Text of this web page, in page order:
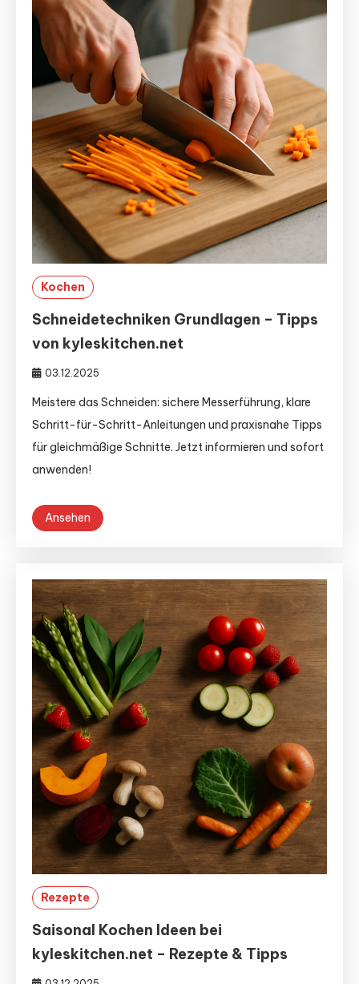
Kochen
Schneidetechniken Grundlagen – Tipps
von kyleskitchen.net
03.12.2025
Meistere das Schneiden: sichere Messerführung, klare
Schritt-für-Schritt-Anleitungen und praxisnahe Tipps
für gleichmäßige Schnitte. Jetzt informieren und sofort
anwenden!
Ansehen
Rezepte
Saisonal Kochen Ideen bei
kyleskitchen.net – Rezepte & Tipps